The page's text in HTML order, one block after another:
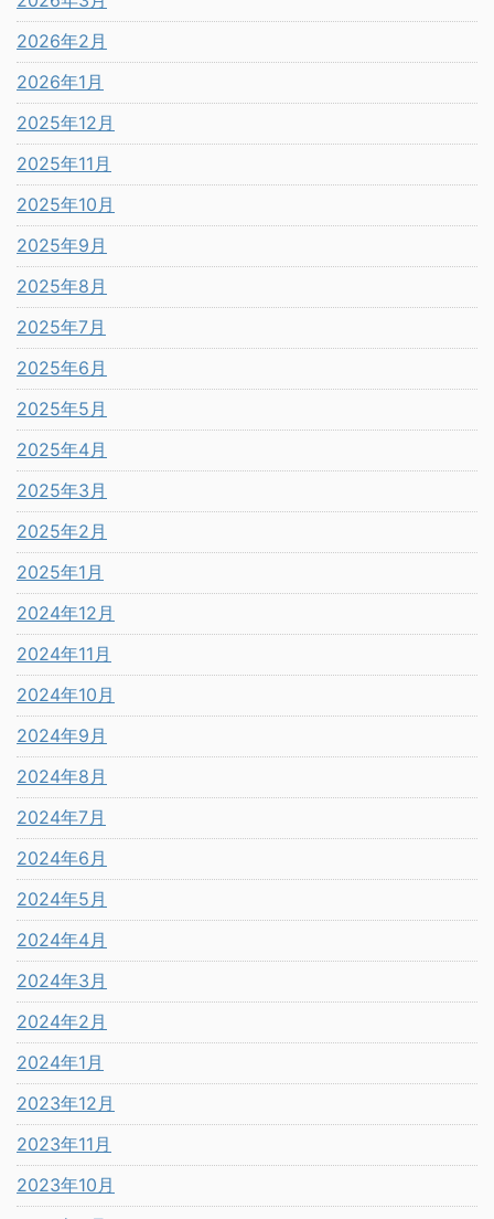
2026年2月
2026年1月
2025年12月
2025年11月
2025年10月
2025年9月
2025年8月
2025年7月
2025年6月
2025年5月
2025年4月
2025年3月
2025年2月
2025年1月
2024年12月
2024年11月
2024年10月
2024年9月
2024年8月
2024年7月
2024年6月
2024年5月
2024年4月
2024年3月
2024年2月
2024年1月
2023年12月
2023年11月
2023年10月